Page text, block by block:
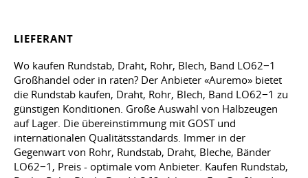
LIEFERANT
Wo kaufen Rundstab, Draht, Rohr, Blech, Band LO62−1
Großhandel oder in raten? Der Anbieter «Auremo» bietet
die Rundstab kaufen, Draht, Rohr, Blech, Band LO62−1 zu
günstigen Konditionen. Große Auswahl von Halbzeugen
auf Lager. Die übereinstimmung mit GOST und
internationalen Qualitätsstandards. Immer in der
Gegenwart von Rohr, Rundstab, Draht, Bleche, Bänder
LO62−1, Preis - optimale vom Anbieter. Kaufen Rundstab,